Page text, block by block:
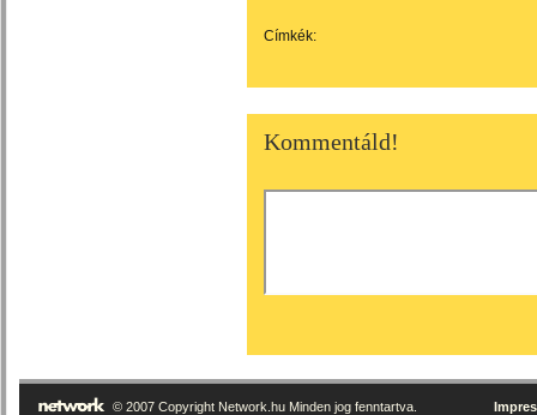
Címkék:
Kommentáld!
© 2007 Copyright Network.hu Minden jog fenntartva.